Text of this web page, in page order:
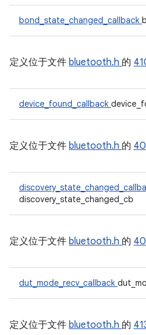
bond_state_changed_callback
定义位于文件 bluetooth.h 的
device_found_callback
定义位于文件 bluetooth.h 的
discovery_state_changed_cb
定义位于文件 bluetooth.h 的
dut_mode_recv_callback
定义位于文件 bluetooth.h 的